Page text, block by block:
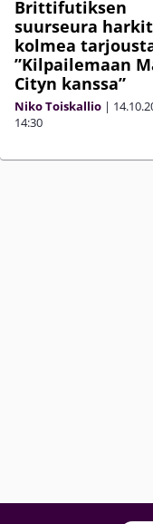
Brittifutiksen
suurseura
kolmea
”Kilpailemaan
Cityn kanssa”
Niko Toiskallio |
14:30